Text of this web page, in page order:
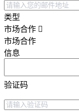
类型
市场合作
市场合作
信息
验证码